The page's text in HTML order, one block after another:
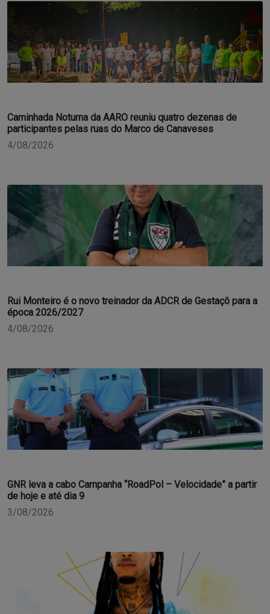
Caminhada Noturna da AARO reuniu quatro dezenas de
participantes pelas ruas do Marco de Canaveses
4/08/2026
Rui Monteiro é o novo treinador da ADCR de Gestaçô para a
época 2026/2027
4/08/2026
GNR leva a cabo Campanha “RoadPol – Velocidade” a partir
de hoje e até dia 9
3/08/2026